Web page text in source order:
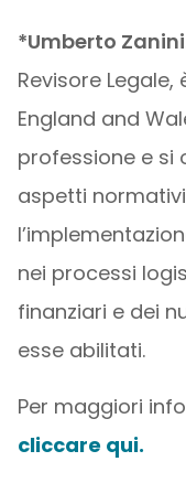
*Umberto Zanini
Revisore
England and
professione e si
aspetti
nei processi
finanziari e dei
esse abilitati.
Per maggiori
cliccare qui.